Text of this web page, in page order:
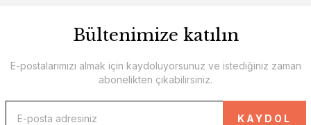
Bültenimize katılın
E-postalarımızı almak için kaydoluyorsunuz ve istediğiniz zaman
abonelikten çıkabilirsiniz.
KAYDOL